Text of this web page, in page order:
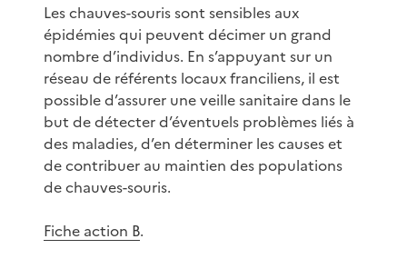
Les chauves-souris sont sensibles aux
épidémies qui peuvent décimer un grand
nombre d’individus. En s’appuyant sur un
réseau de référents locaux franciliens, il est
possible d’assurer une veille sanitaire dans le
but de détecter d’éventuels problèmes liés à
des maladies, d’en déterminer les causes et
de contribuer au maintien des populations
de chauves-souris.
Fiche action B.